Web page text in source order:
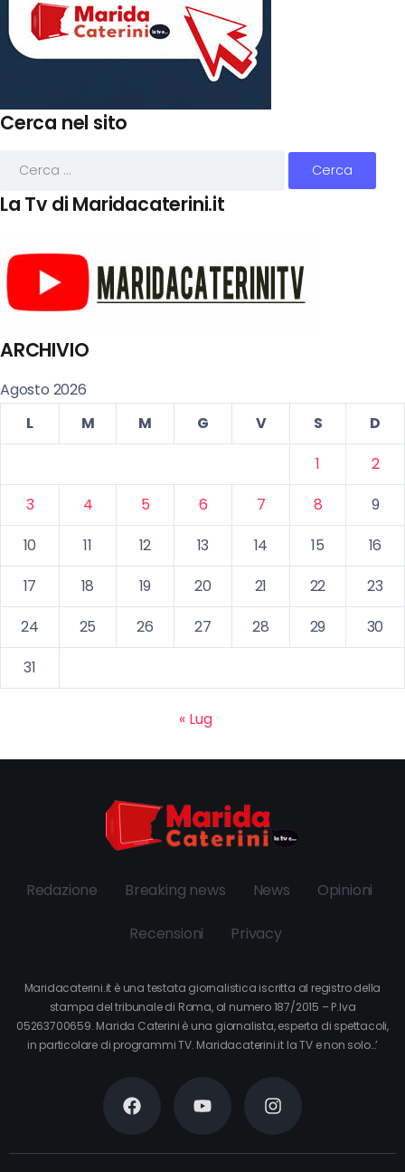
Cerca nel sito
La Tv di Maridacaterini.it
ARCHIVIO
Agosto 2026
L
M M G V S
D
1
2
3
4 5 6 7 8
9
10
11 12 13 14 15
16
17
18 19 20 21 22
23
24
25 26 27 28 29
30
31
« Lug
Redazione Breaking news News Opinioni
Recensioni Privacy
Maridacaterini.it è una testata giornalistica iscritta al registro della
stampa del tribunale di Roma, al numero 187/2015 – P.Iva
05263700659. Marida Caterini è una giornalista, esperta di spettacoli,
in particolare di programmi TV. Maridacaterini.it la TV e non solo…’